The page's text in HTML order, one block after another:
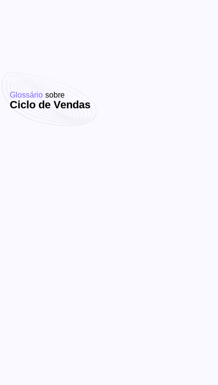
Glossário sobre
Ciclo de Vendas